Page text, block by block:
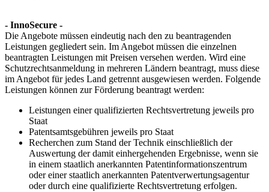
- InnoSecure -
Die Angebote müssen eindeutig nach den zu beantragenden
Leistungen gegliedert sein. Im Angebot müssen die einzelnen
beantragten Leistungen mit Preisen versehen werden. Wird eine
Schutzrechtsanmeldung in mehreren Ländern beantragt, muss diese
im Angebot für jedes Land getrennt ausgewiesen werden. Folgende
Leistungen können zur Förderung beantragt werden:
Leistungen einer qualifizierten Rechtsvertretung jeweils pro
Staat
Patentsamtsgebühren jeweils pro Staat
Recherchen zum Stand der Technik einschließlich der
Auswertung der damit einhergehenden Ergebnisse, wenn sie
in einem staatlich anerkannten Patentinformationszentrum
oder einer staatlich anerkannten Patentverwertungsagentur
oder durch eine qualifizierte Rechtsvertretung erfolgen.